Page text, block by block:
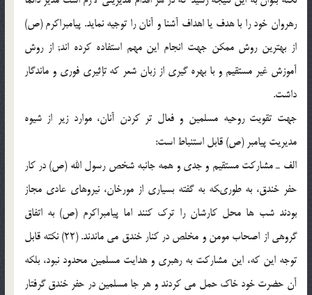
رهروان خود را با هدف یا اهداف آشنا و آنان را توجیه نماید. پیامبراکرم (ص)
از بهترین روش ممکن جهت انجام این مهم استفاده کرده اند; از روش
آموزش غیر مستقیم و با بهره گیرى از زبان شعر که تإثیرى فورى و ماندگار
داشت.
جهت تقویت روحیه مسلمین و فعال تر کردن آنان، موارد زیر از شیوه
مدیریت پیامبر (ص) قابل استنباط است:
الف ـ مشارکت مستقیم و جدى و همه جانبه شخص رسول الله (ص) در کار
حفر خندق، به طورىکه به گفته بسیارى از مورخان، نیروهاى عادى مجاز
بودند شب ها محل کارشان را ترک کنند اما پیامبراکرم (ص) به اتفاق
گروهى از اصحاب مومن و مخلص در کنار خندق مى ماندند. (22) نکته قابل
توجه این که، این مشارکت به رهبرى و هدایت مسلمین محدود نبود، بلکه
آن حضرت خود خاک حمل مى کردند و هر جا مسلمین در حفر خندق گرفتار